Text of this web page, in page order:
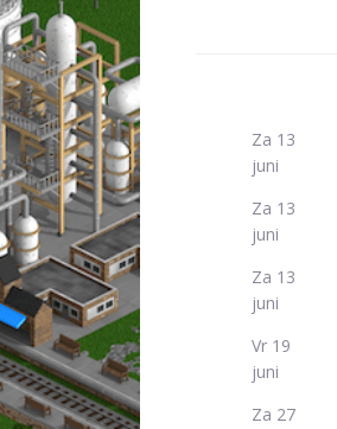
Za 13
juni
Za 13
juni
Za 13
juni
Vr 19
juni
Za 27